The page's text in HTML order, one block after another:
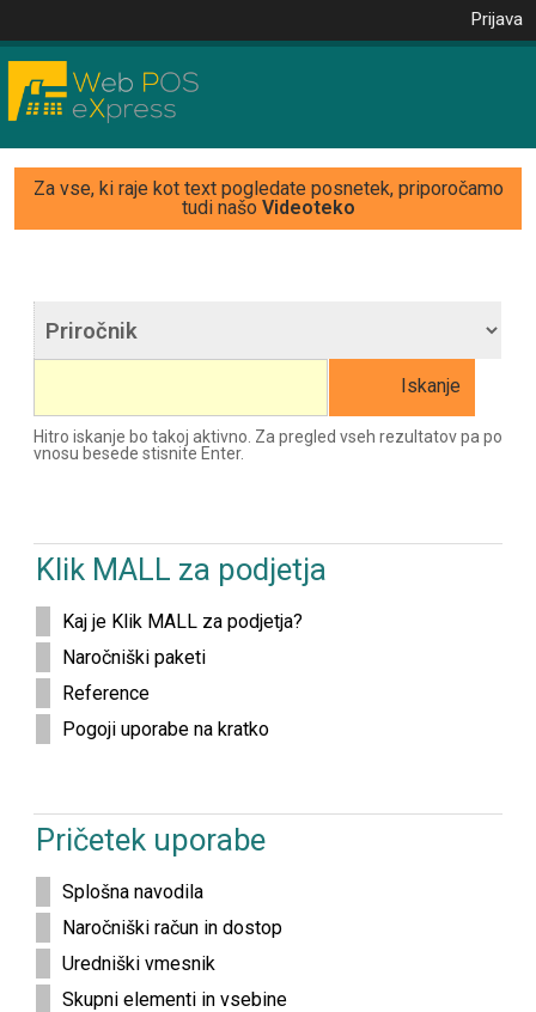
Prijava
Za vse, ki raje kot text pogledate posnetek, priporočamo
tudi našo Videoteko
Iskanje
Hitro iskanje bo takoj aktivno. Za pregled vseh rezultatov pa po
vnosu besede stisnite Enter.
Klik MALL za podjetja
Kaj je Klik MALL za podjetja?
Naročniški paketi
Reference
Pogoji uporabe na kratko
Pričetek uporabe
Splošna navodila
Naročniški račun in dostop
Uredniški vmesnik
Skupni elementi in vsebine